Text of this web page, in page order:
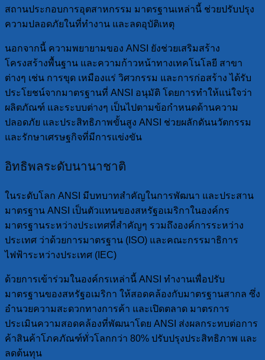
สถานประกอบการอุตสาหกรรม มาตรฐานเหล่านี้ ช่วยปรับปรุง
ความปลอดภัยในที่ทำงาน และลดอุบัติเหตุ
นอกจากนี้ ความพยายามของ ANSI ยังช่วยเสริมสร้าง
โครงสร้างพื้นฐาน และความก้าวหน้าทางเทคโนโลยี สาขา
ต่างๆ เช่น การขุด เหมืองแร่ วิศวกรรม และการก่อสร้าง ได้รับ
ประโยชน์จากมาตรฐานที่ ANSI อนุมัติ โดยการทำให้แน่ใจว่า
ผลิตภัณฑ์ และระบบต่างๆ เป็นไปตามข้อกำหนดด้านความ
ปลอดภัย และประสิทธิภาพขั้นสูง ANSI ช่วยผลักดันนวัตกรรม
และรักษาเศรษฐกิจที่มีการแข่งขัน
อิทธิพลระดับนานาชาติ
ในระดับโลก ANSI มีบทบาทสำคัญในการพัฒนา และประสาน
มาตรฐาน ANSI เป็นตัวแทนของสหรัฐอเมริกาในองค์กร
มาตรฐานระหว่างประเทศที่สำคัญๆ รวมถึงองค์การระหว่าง
ประเทศ ว่าด้วยการมาตรฐาน (ISO) และคณะกรรมาธิการ
ไฟฟ้าระหว่างประเทศ (IEC)
ด้วยการเข้าร่วมในองค์กรเหล่านี้ ANSI ทำงานเพื่อปรับ
มาตรฐานของสหรัฐอเมริกา ให้สอดคล้องกับมาตรฐานสากล ซึ่ง
อำนวยความสะดวกทางการค้า และเปิดตลาด มาตรการ
ประเมินความสอดคล้องที่พัฒนาโดย ANSI ส่งผลกระทบต่อการ
ค้าสินค้าโภคภัณฑ์ทั่วโลกกว่า 80% ปรับปรุงประสิทธิภาพ และ
ลดต้นทุน